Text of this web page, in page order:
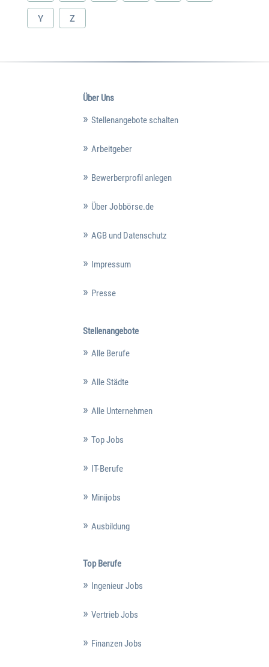
Y Z
Über Uns
Stellenangebote schalten
Arbeitgeber
Bewerberprofil anlegen
Über Jobbörse.de
AGB und Datenschutz
Impressum
Presse
Stellenangebote
Alle Berufe
Alle Städte
Alle Unternehmen
Top Jobs
IT-Berufe
Minijobs
Ausbildung
Top Berufe
Ingenieur Jobs
Vertrieb Jobs
Finanzen Jobs